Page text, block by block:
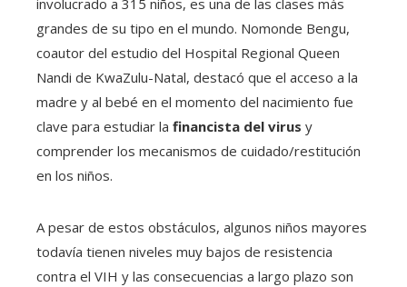
involucrado a 315 niños, es una de las clases más
grandes de su tipo en el mundo. Nomonde Bengu,
coautor del estudio del Hospital Regional Queen
Nandi de KwaZulu-Natal, destacó que el acceso a la
madre y al bebé en el momento del nacimiento fue
clave para estudiar la financista del virus y
comprender los mecanismos de cuidado/restitución
en los niños.
A pesar de estos obstáculos, algunos niños mayores
todavía tienen niveles muy bajos de resistencia
contra el VIH y las consecuencias a largo plazo son